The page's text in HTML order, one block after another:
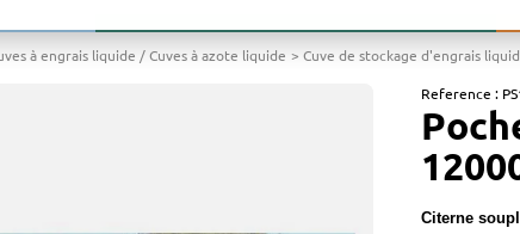
à engrais liquide / Cuves à azote liquide Cuve de stockage d'engrais
Reference :
Citerne